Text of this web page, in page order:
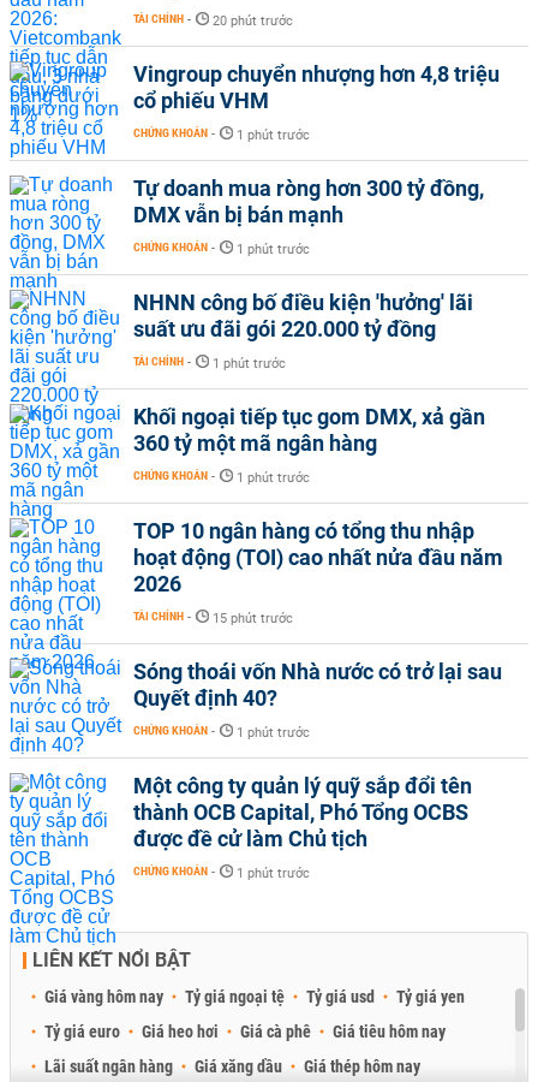
TÀI CHÍNH - 20 phút trước
Vingroup chuyển nhượng hơn 4,8 triệu
cổ phiếu VHM
CHỨNG KHOÁN - 1 phút trước
Tự doanh mua ròng hơn 300 tỷ đồng,
DMX vẫn bị bán mạnh
CHỨNG KHOÁN - 1 phút trước
NHNN công bố điều kiện 'hưởng' lãi
suất ưu đãi gói 220.000 tỷ đồng
TÀI CHÍNH - 1 phút trước
Khối ngoại tiếp tục gom DMX, xả gần
360 tỷ một mã ngân hàng
CHỨNG KHOÁN - 1 phút trước
TOP 10 ngân hàng có tổng thu nhập
hoạt động (TOI) cao nhất nửa đầu năm
2026
TÀI CHÍNH - 15 phút trước
Sóng thoái vốn Nhà nước có trở lại sau
Quyết định 40?
CHỨNG KHOÁN - 1 phút trước
Một công ty quản lý quỹ sắp đổi tên
thành OCB Capital, Phó Tổng OCBS
được đề cử làm Chủ tịch
CHỨNG KHOÁN - 1 phút trước
LIÊN KẾT NỔI BẬT
Giá vàng hôm nay Tỷ giá ngoại tệ Tỷ giá usd
Tỷ giá yen
Tỷ giá euro
Giá heo hơi Giá cà phê
Giá tiêu hôm nay
Lãi suất ngân hàng
Giá xăng dầu Giá thép hôm nay